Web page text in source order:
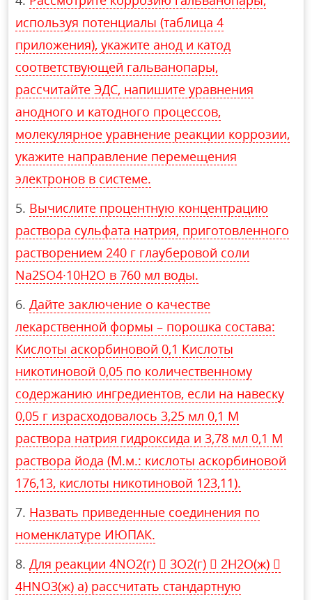
используя потенциалы (таблица 4
приложения), укажите анод и катод
соответствующей гальванопары,
рассчитайте ЭДС, напишите уравнения
анодного и катодного процессов,
молекулярное уравнение реакции коррозии,
укажите направление перемещения
электронов в системе.
Вычислите процентную концентрацию
раствора сульфата натрия, приготовленного
растворением 240 г глауберовой соли
Na2SO4·10H2O в 760 мл воды.
Дайте заключение о качестве
лекарственной формы – порошка состава:
Кислоты аскорбиновой 0,1 Кислоты
никотиновой 0,05 по количественному
содержанию ингредиентов, если на навеску
0,05 г израсходовалось 3,25 мл 0,1 М
раствора натрия гидроксида и 3,78 мл 0,1 М
раствора йода (М.м.: кислоты аскорбиновой
176,13, кислоты никотиновой 123,11).
Назвать приведенные соединения по
номенклатуре ИЮПАК.
Для реакции 4NO2(г)  3O2(г)  2H2O(ж) 
4HNO3(ж) а) рассчитать стандартную